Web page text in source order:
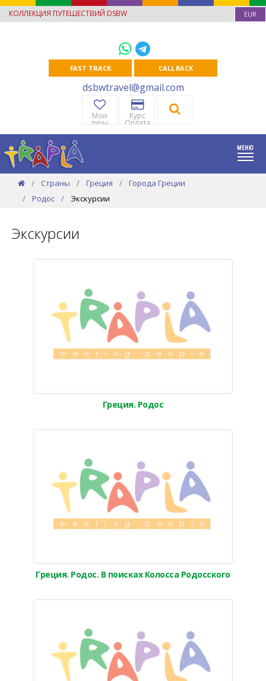
КОЛЛЕКЦИЯ ПУТЕШЕСТВИЙ DSBW EUR
FAST TRACK CALL BACK
dsbwtravel@gmail.com
Мои
туры
Курс
Оплата
Страны Греция
Города Греции
Родос
Экскурсии
Экскурсии
Греция. Родос
Греция. Родос. В поисках Колосса Родосского